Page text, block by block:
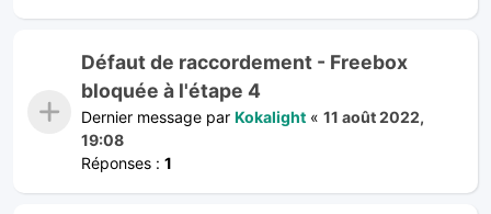
Défaut de raccordement - Freebox
bloquée à l'étape 4
Dernier message par Kokalight « 11 août 2022,
19:08
Réponses : 1